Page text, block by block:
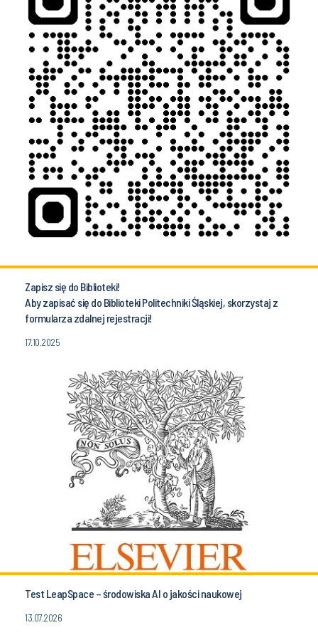
Zapisz się do Biblioteki!
Aby zapisać się do Biblioteki Politechniki Śląskiej, skorzystaj z
formularza zdalnej rejestracji!
17.10.2025
Test LeapSpace – środowiska AI o jakości naukowej
13.07.2026